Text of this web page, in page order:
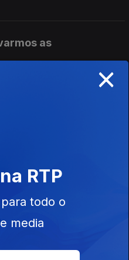
as
da Ministra da Justiça
auditoria e
×
RTP
todo o
media